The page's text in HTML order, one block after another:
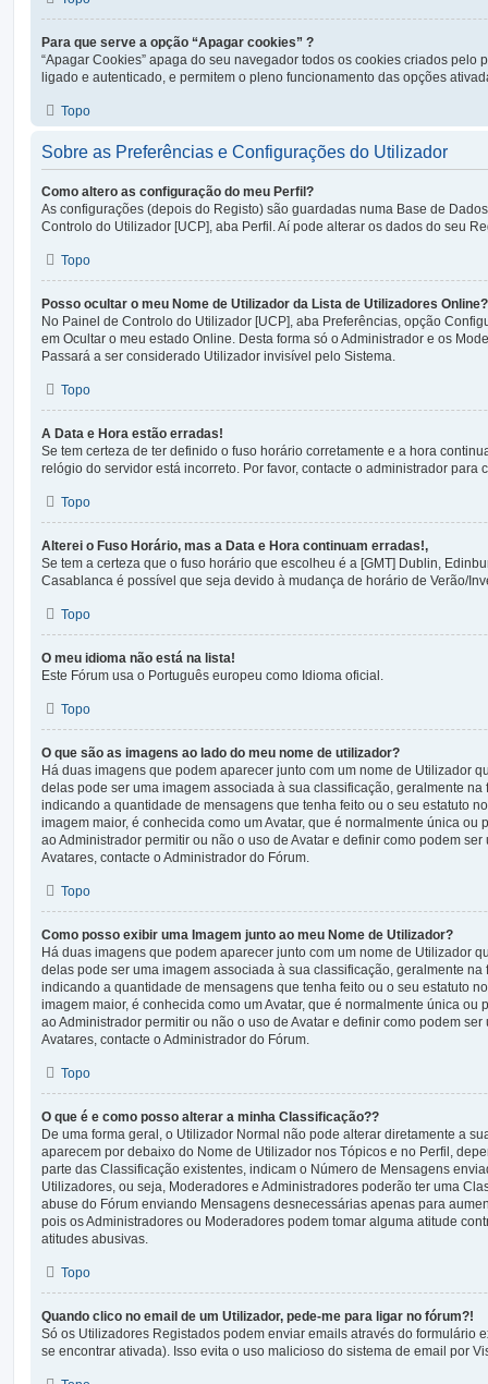
Para que serve a opção “Apagar cookies” ?
“Apagar Cookies” apaga do seu navegador todos os cookies criados pelo
ligado e autenticado, e permitem o pleno funcionamento das opções
Topo
Sobre as Preferências e Configurações do Utilizador
Como altero as configuração do meu Perfil?
As configurações (depois do Registo) são guardadas numa Base de
Controlo do Utilizador [UCP], aba Perfil. Aí pode alterar os dados do seu
Topo
Posso ocultar o meu Nome de Utilizador da Lista de Utilizadores Online?
No Painel de Controlo do Utilizador [UCP], aba Preferências, opção
em Ocultar o meu estado Online. Desta forma só o Administrador e os
Passará a ser considerado Utilizador invisível pelo Sistema.
Topo
A Data e Hora estão erradas!
Se tem certeza de ter definido o fuso horário corretamente e a hora
relógio do servidor está incorreto. Por favor, contacte o administrador para
Topo
Alterei o Fuso Horário, mas a Data e Hora continuam erradas!,
Se tem a certeza que o fuso horário que escolheu é a [GMT] Dublin,
Casablanca é possível que seja devido à mudança de horário de Verão/
Topo
O meu idioma não está na lista!
Este Fórum usa o Português europeu como Idioma oficial.
Topo
O que são as imagens ao lado do meu nome de utilizador?
Há duas imagens que podem aparecer junto com um nome de Utilizador
delas pode ser uma imagem associada à sua classificação, geralmente
indicando a quantidade de mensagens que tenha feito ou o seu estatuto
imagem maior, é conhecida como um Avatar, que é normalmente única ou
ao Administrador permitir ou não o uso de Avatar e definir como podem
Avatares, contacte o Administrador do Fórum.
Topo
Como posso exibir uma Imagem junto ao meu Nome de Utilizador?
Há duas imagens que podem aparecer junto com um nome de Utilizador
delas pode ser uma imagem associada à sua classificação, geralmente
indicando a quantidade de mensagens que tenha feito ou o seu estatuto
imagem maior, é conhecida como um Avatar, que é normalmente única ou
ao Administrador permitir ou não o uso de Avatar e definir como podem
Avatares, contacte o Administrador do Fórum.
Topo
O que é e como posso alterar a minha Classificação??
De uma forma geral, o Utilizador Normal não pode alterar diretamente a
aparecem por debaixo do Nome de Utilizador nos Tópicos e no Perfil,
parte das Classificação existentes, indicam o Número de Mensagens
Utilizadores, ou seja, Moderadores e Administradores poderão ter uma
abuse do Fórum enviando Mensagens desnecessárias apenas para
pois os Administradores ou Moderadores podem tomar alguma atitude
atitudes abusivas.
Topo
Quando clico no email de um Utilizador, pede-me para ligar no fórum?!
Só os Utilizadores Registados podem enviar emails através do formulário
se encontrar ativada). Isso evita o uso malicioso do sistema de email por